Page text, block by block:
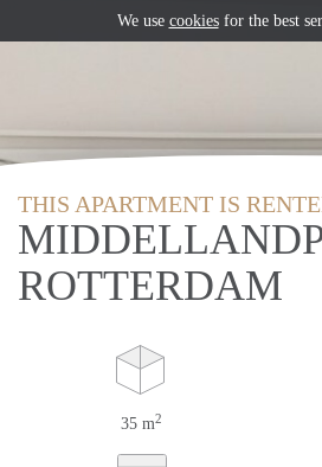
THIS APARTMENT IS
ROTTERDAM
35 m2
We use cookiesfor the best